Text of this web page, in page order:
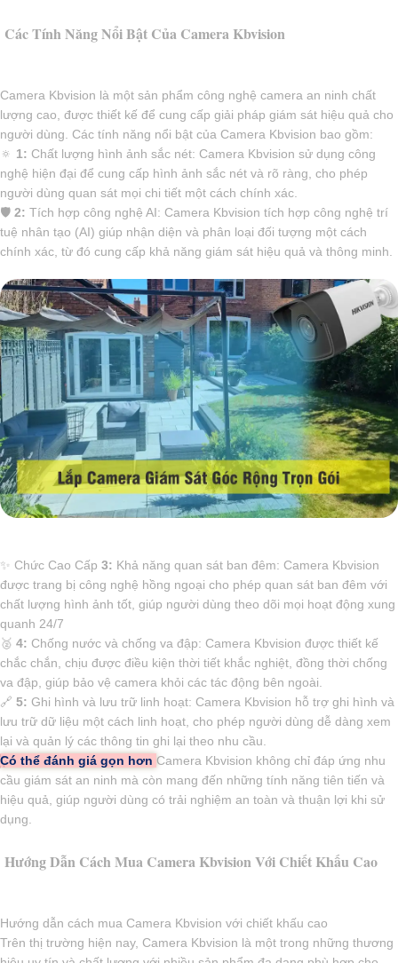
Các Tính Năng Nổi Bật Của Camera Kbvision
Camera Kbvision là một sản phẩm công nghệ camera an ninh chất
lượng cao, được thiết kế để cung cấp giải pháp giám sát hiệu quả cho
người dùng. Các tính năng nổi bật của Camera Kbvision bao gồm:
🔅 1: Chất lượng hình ảnh sắc nét: Camera Kbvision sử dụng công
nghệ hiện đại để cung cấp hình ảnh sắc nét và rõ ràng, cho phép
người dùng quan sát mọi chi tiết một cách chính xác.
🛡 2: Tích hợp công nghệ AI: Camera Kbvision tích hợp công nghệ trí
tuệ nhân tạo (AI) giúp nhận diện và phân loại đối tượng một cách
chính xác, từ đó cung cấp khả năng giám sát hiệu quả và thông minh.
✨ Chức Cao Cấp 3: Khả năng quan sát ban đêm: Camera Kbvision
được trang bị công nghệ hồng ngoại cho phép quan sát ban đêm với
chất lượng hình ảnh tốt, giúp người dùng theo dõi mọi hoạt động xung
quanh 24/7
️🥈 4: Chống nước và chống va đập: Camera Kbvision được thiết kế
chắc chắn, chịu được điều kiện thời tiết khắc nghiệt, đồng thời chống
va đập, giúp bảo vệ camera khỏi các tác động bên ngoài.
🔗 5: Ghi hình và lưu trữ linh hoạt: Camera Kbvision hỗ trợ ghi hình và
lưu trữ dữ liệu một cách linh hoạt, cho phép người dùng dễ dàng xem
lại và quản lý các thông tin ghi lại theo nhu cầu.
Có thể đánh giá gọn hơn Camera Kbvision không chỉ đáp ứng nhu
cầu giám sát an ninh mà còn mang đến những tính năng tiên tiến và
hiệu quả, giúp người dùng có trải nghiệm an toàn và thuận lợi khi sử
dụng.
Hướng Dẫn Cách Mua Camera Kbvision Với Chiết Khấu Cao
Hướng dẫn cách mua Camera Kbvision với chiết khấu cao
Trên thị trường hiện nay, Camera Kbvision là một trong những thương